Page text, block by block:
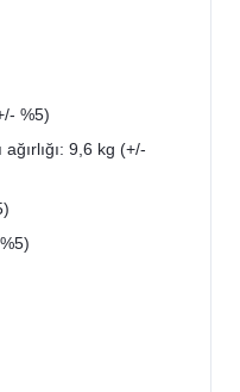
%5)
9,6 kg (+/-